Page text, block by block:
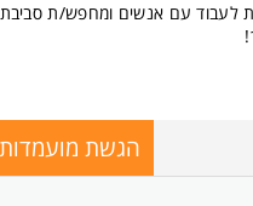
לעבוד עם אנשים ומחפש/ת סביבת
ומילואים.הגשת מועמדות